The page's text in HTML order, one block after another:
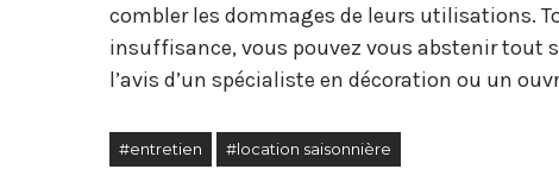
combler les dommages de leurs utilisations.
insuffisance, vous pouvez vous abstenir tout
l’avis d’un spécialiste en décoration ou un
#entretien #location saisonnière